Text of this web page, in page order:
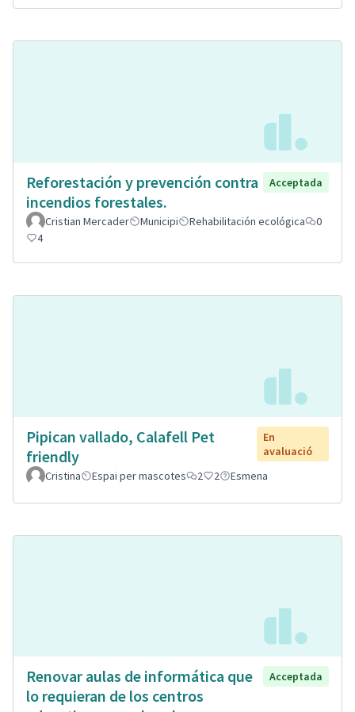
Reforestación y prevención contra
incendios forestales.
Acceptada
Cristian Mercader Municipi Rehabilitación ecológica
0
4
Pipican vallado, Calafell Pet
friendly
En
avaluació
Cristina
Espai per mascotes 2 2 Esmena
Renovar aulas de informática que
lo requieran de los centros
Acceptada